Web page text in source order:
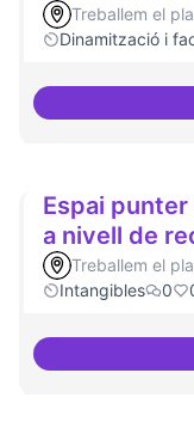
Treballem el
Dinamització i
Espai
a nivell de
Treballem el
Intangibles
0